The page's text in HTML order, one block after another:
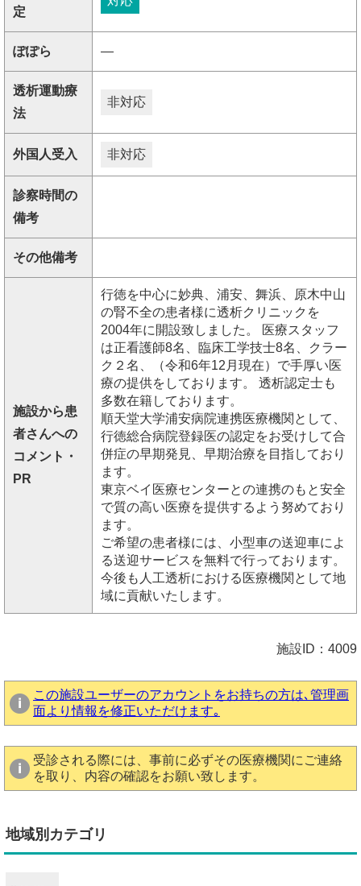
定
ぽぽら ―
透析運動療
法
非対応
外国人受入 非対応
診察時間の
備考
その他備考
施設から患
者さんへの
コメント・
PR
行徳を中心に妙典、浦安、舞浜、原木中山
の腎不全の患者様に透析クリニックを
2004年に開設致しました。 医療スタッフ
は正看護師8名、臨床工学技士8名、クラー
ク２名、（令和6年12月現在）で手厚い医
療の提供をしております。 透析認定士も
多数在籍しております。
順天堂大学浦安病院連携医療機関として、
行徳総合病院登録医の認定をお受けして合
併症の早期発見、早期治療を目指しており
ます。
東京ベイ医療センターとの連携のもと安全
で質の高い医療を提供するよう努めており
ます。
ご希望の患者様には、小型車の送迎車によ
る送迎サービスを無料で行っております。
今後も人工透析における医療機関として地
域に貢献いたします。
施設ID：4009
この施設ユーザーのアカウントをお持ちの方は､管理画
面より情報を修正いただけます｡
受診される際には、事前に必ずその医療機関にご連絡
を取り、内容の確認をお願い致します。
地域別カテゴリ